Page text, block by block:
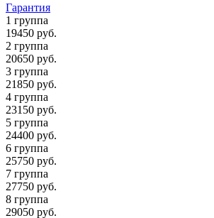
Гарантия
1 группа
19450 руб.
2 группа
20650 руб.
3 группа
21850 руб.
4 группа
23150 руб.
5 группа
24400 руб.
6 группа
25750 руб.
7 группа
27750 руб.
8 группа
29050 руб.